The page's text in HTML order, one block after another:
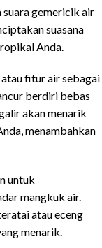
suara gemericik air
suasana
Anda.
fitur air sebagai
berdiri bebas
akan menarik
menambahkan
untuk
mangkuk air.
atau eceng
menarik.